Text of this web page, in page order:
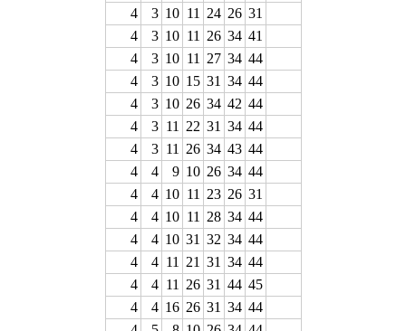
4
3 10 11 24 26 31
4
3 10 11 26 34 41
4
3 10 11 27 34 44
4
3 10 15 31 34 44
4
3 10 26 34 42 44
4
3 11 22 31 34 44
4
3 11 26 34 43 44
4
4 9 10 26 34 44
4
4 10 11 23 26 31
4
4 10 11 28 34 44
4
4 10 31 32 34 44
4
4 11 21 31 34 44
4
4 11 26 31 44 45
4
4 16 26 31 34 44